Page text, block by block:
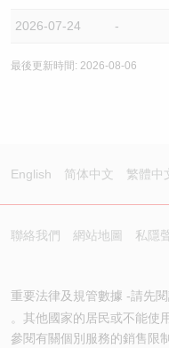
2026-07-24 -
最後更新時間: 2026-08-06
English 简体中文 繁體中
聯絡我們 網站地圖 私隱
重要法律及規管數據 -請先
。其他國家的居民或不能使
參閱有關個別服務的銷售限